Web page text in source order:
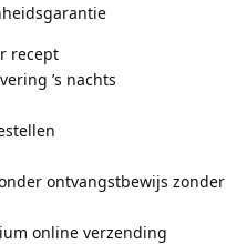
recept
’s nachts
ontvangstbewijs zonder
online verzending